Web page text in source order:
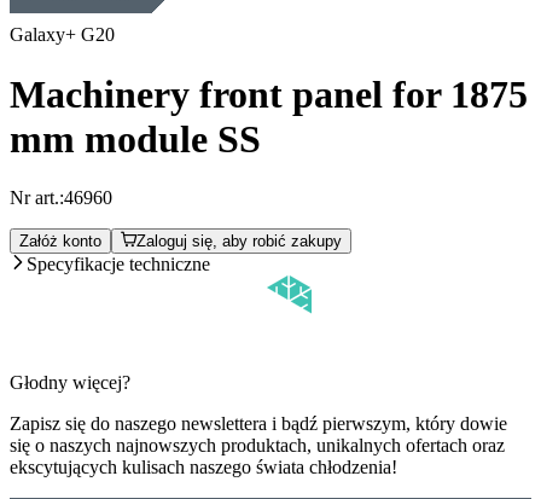
Galaxy+ G20
Machinery front panel for 1875
mm module SS
Nr art.:46960
Załóż konto Zaloguj się, aby robić zakupy
Specyfikacje techniczne
Głodny więcej?
Zapisz się do naszego newslettera i bądź pierwszym, który dowie
się o naszych najnowszych produktach, unikalnych ofertach oraz
ekscytujących kulisach naszego świata chłodzenia!